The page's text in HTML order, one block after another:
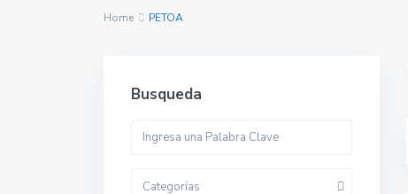
Home PETOA
Busqueda
Categorías